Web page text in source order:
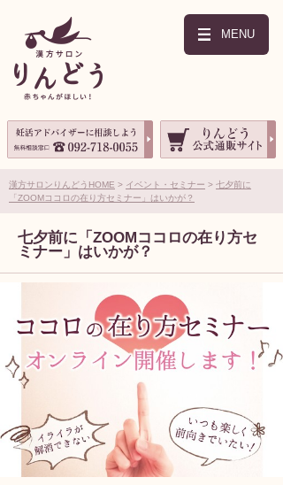
MENU
漢方サロンりんどうHOME イベント・セミナー
七夕前に
「ZOOMココロの在り方セミナー」はいかが？
七夕前に「ZOOMココロの在り方セ
ミナー」はいかが？